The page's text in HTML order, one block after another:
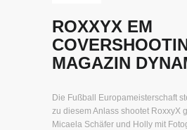
ROXXYX EM
MAGAZIN
Die Fußball Europameisterschaft
zu diesem Anlass shootet RoxxyX
Micaela Schäfer und Holly mit